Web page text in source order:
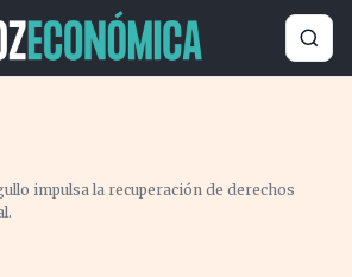
impulsa la recuperación de derechos